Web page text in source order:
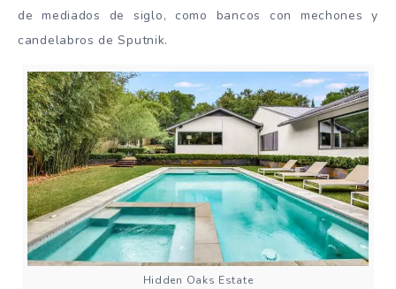
de mediados de siglo, como bancos con mechones y
candelabros de Sputnik.
Hidden Oaks Estate